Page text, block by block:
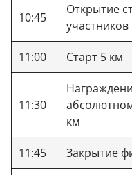
10:45
Открытие
участников
11:00 Старт 5 км
11:30
км
11:45 Закрытие